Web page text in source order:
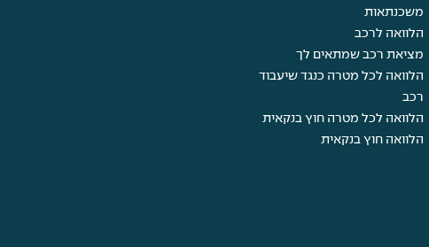
משכנתאות
הלוואה לרכב
מציאת רכב שמתאים לך
הלוואה לכל מטרה כנגד שיעבוד
רכב
הלוואה לכל מטרה חוץ בנקאית
הלוואה חוץ בנקאית